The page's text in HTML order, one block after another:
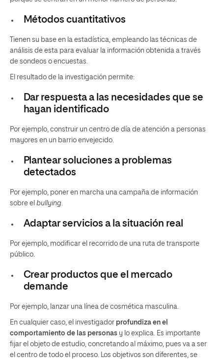
Métodos cuantitativos
Tienen su base en la estadística, empleando las técnicas de
análisis de esta para evaluar la información obtenida a través
de sondeos o encuestas.
El resultado de la investigación permite:
Dar respuesta a las necesidades que se
hayan identificado
Por ejemplo, construir un centro de día de atención a personas
mayores en un barrio envejecido.
Plantear soluciones a problemas
detectados
Por ejemplo, poner en marcha una campaña de información
sobre el bullying.
Adaptar servicios a la situación real
Por ejemplo, modificar el recorrido de una ruta de transporte
público.
Crear productos que el mercado
demande
Por ejemplo, lanzar una línea de cosmética masculina.
En cualquier caso, el investigador profundiza en el
comportamiento de las personas y lo explica. Es importante
fijar el objeto de estudio, concretando al máximo, pues va a ser
el centro de todo el proceso. Los objetivos son diferentes, se